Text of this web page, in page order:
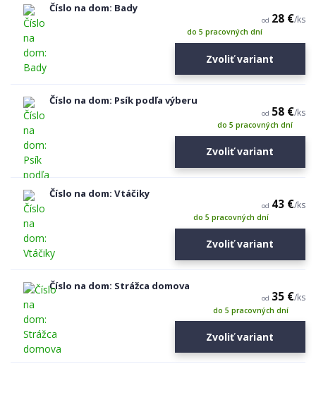
Číslo na dom: Bady
od 28 €/ks
do 5 pracovných dní
Zvoliť variant
Číslo na dom: Psík podľa výberu
od 58 €/ks
do 5 pracovných dní
Zvoliť variant
Číslo na dom: Vtáčiky
od 43 €/ks
do 5 pracovných dní
Zvoliť variant
Číslo na dom: Strážca domova
od 35 €/ks
do 5 pracovných dní
Zvoliť variant